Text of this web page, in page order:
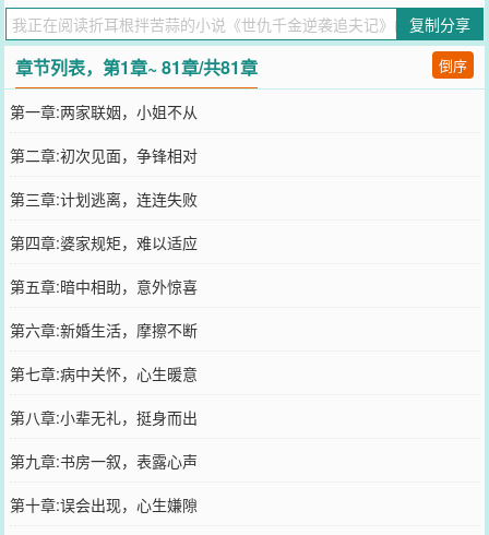
是我命定的夫君，也是我最不愿触碰的存在。初见那日，我摔了他的
茶盏，他折了我的扇骨，我们像两把锋利的剑，在红绸高堂上撞出火
星万丈。可谁能想到，这一场你死我活的联姻，竟成了我们彼此救赎
的开端？第一幕，我困在“家族仇恨”的牢笼里，连呼吸都带着刀锋；
第二幕，他为我挡下毒酒，我替他解开旧怨，误会与真相交织成网；
第三幕，祖母一纸休书压顶而来，我以血书明志，他舍权势护我周全
——代价，是我们各自亲手撕碎了过往的自己。有人说爱而不得最
苦，可谁又知得而复失更痛？我从一个娇憨小姐，一路跌跌撞撞，学
会在棋局中落子无悔；他褪去冷漠外壳，敢与天地争一寸真心。但当
我们终于并肩而立时，那个神秘人却轻笑：“你以为化解了恩怨？不过
是另一场博弈的开始。”
您要是觉得《世仇千金逆袭追夫记
和微博微信里的朋友推荐哦！
复制分享
章节列表，第1章~ 81章/共81章 倒序
第一章:两家联姻，小姐不从
第二章:初次见面，争锋相对
第三章:计划逃离，连连失败
第四章:婆家规矩，难以适应
第五章:暗中相助，意外惊喜
第六章:新婚生活，摩擦不断
第七章:病中关怀，心生暖意
第八章:小辈无礼，挺身而出
第九章:书房一叙，表露心声
第十章:误会出现，心生嫌隙